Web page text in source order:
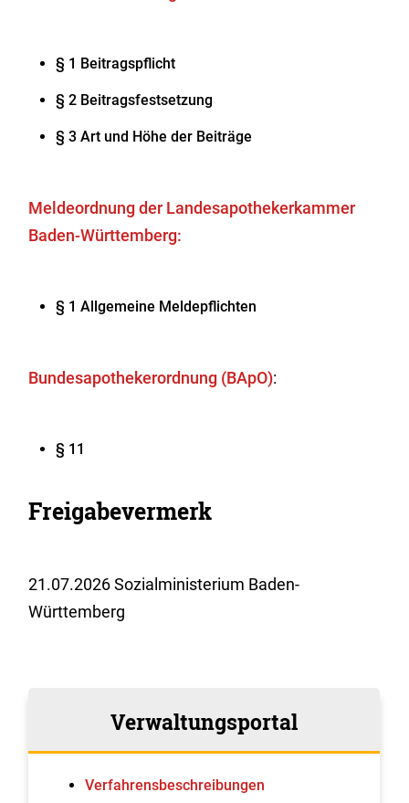
§ 1 Beitragspflicht
§ 2 Beitragsfestsetzung
§ 3 Art und Höhe der Beiträge
Meldeordnung der Landesapothekerkammer
Baden-Württemberg:
§ 1 Allgemeine Meldepflichten
Bundesapothekerordnung (BApO):
§ 11
Freigabevermerk
21.07.2026 Sozialministerium Baden-
Württemberg
Verwaltungsportal
Verfahrens­beschreibungen